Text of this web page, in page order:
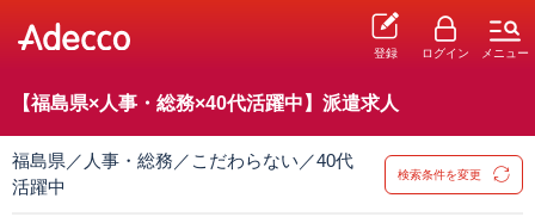
登録 ログイン メニュー
【福島県×人事・総務×40代活躍中】派遣求人
福島県／人事・総務／こだわらない／40代
活躍中
検索条件を変更